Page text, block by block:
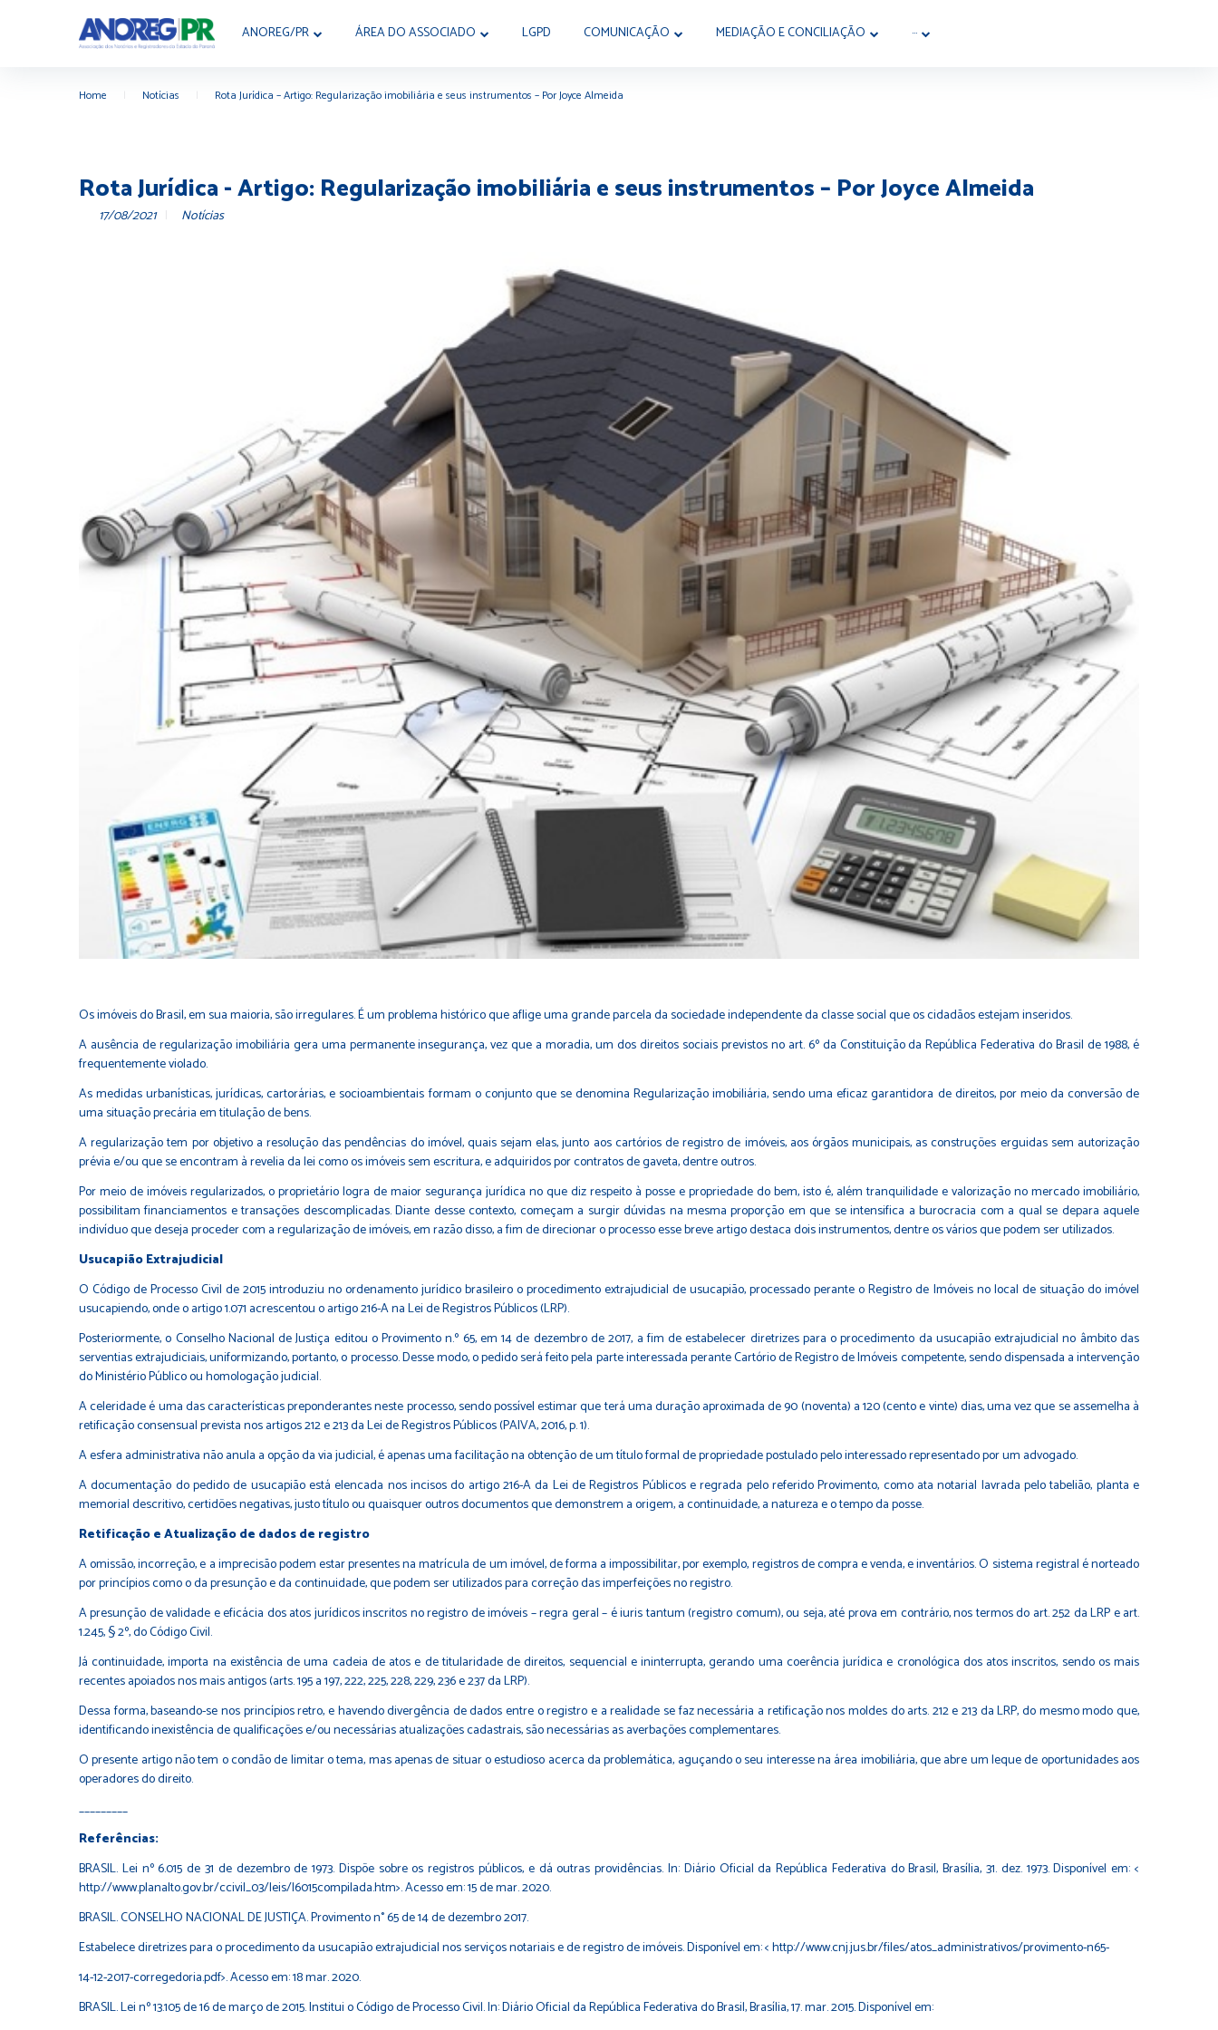
ANOREG/PR ÁREA DO ASSOCIADO LGPD COMUNICAÇÃO MEDIAÇÃO E CONCILIAÇÃO ···
Home Notícias Rota Jurídica – Artigo: Regularização imobiliária e seus instrumentos – Por Joyce Almeida
Rota Jurídica - Artigo: Regularização imobiliária e seus instrumentos – Por Joyce Almeida
17/08/2021 Notícias
Os imóveis do Brasil, em sua maioria, são irregulares. É um problema histórico que aflige uma grande parcela da sociedade independente da classe social que os cidadãos estejam inseridos.
A ausência de regularização imobiliária gera uma permanente insegurança, vez que a moradia, um dos direitos sociais previstos no art. 6º da Constituição da República Federativa do Brasil de 1988, é
frequentemente violado.
As medidas urbanísticas, jurídicas, cartorárias, e socioambientais formam o conjunto que se denomina Regularização imobiliária, sendo uma eficaz garantidora de direitos, por meio da conversão de
uma situação precária em titulação de bens.
A regularização tem por objetivo a resolução das pendências do imóvel, quais sejam elas, junto aos cartórios de registro de imóveis, aos órgãos municipais, as construções erguidas sem autorização
prévia e/ou que se encontram à revelia da lei como os imóveis sem escritura, e adquiridos por contratos de gaveta, dentre outros.
Por meio de imóveis regularizados, o proprietário logra de maior segurança jurídica no que diz respeito à posse e propriedade do bem, isto é, além tranquilidade e valorização no mercado imobiliário,
possibilitam financiamentos e transações descomplicadas. Diante desse contexto, começam a surgir dúvidas na mesma proporção em que se intensifica a burocracia com a qual se depara aquele
indivíduo que deseja proceder com a regularização de imóveis, em razão disso, a fim de direcionar o processo esse breve artigo destaca dois instrumentos, dentre os vários que podem ser utilizados.
Usucapião Extrajudicial
O Código de Processo Civil de 2015 introduziu no ordenamento jurídico brasileiro o procedimento extrajudicial de usucapião, processado perante o Registro de Imóveis no local de situação do imóvel
usucapiendo, onde o artigo 1.071 acrescentou o artigo 216-A na Lei de Registros Públicos (LRP).
Posteriormente, o Conselho Nacional de Justiça editou o Provimento n.º 65, em 14 de dezembro de 2017, a fim de estabelecer diretrizes para o procedimento da usucapião extrajudicial no âmbito das
serventias extrajudiciais, uniformizando, portanto, o processo. Desse modo, o pedido será feito pela parte interessada perante Cartório de Registro de Imóveis competente, sendo dispensada a intervenção
do Ministério Público ou homologação judicial.
A celeridade é uma das características preponderantes neste processo, sendo possível estimar que terá uma duração aproximada de 90 (noventa) a 120 (cento e vinte) dias, uma vez que se assemelha à
retificação consensual prevista nos artigos 212 e 213 da Lei de Registros Públicos (PAIVA, 2016, p. 1).
A esfera administrativa não anula a opção da via judicial, é apenas uma facilitação na obtenção de um título formal de propriedade postulado pelo interessado representado por um advogado.
A documentação do pedido de usucapião está elencada nos incisos do artigo 216-A da Lei de Registros Públicos e regrada pelo referido Provimento, como ata notarial lavrada pelo tabelião, planta e
memorial descritivo, certidões negativas, justo título ou quaisquer outros documentos que demonstrem a origem, a continuidade, a natureza e o tempo da posse.
Retificação e Atualização de dados de registro
A omissão, incorreção, e a imprecisão podem estar presentes na matrícula de um imóvel, de forma a impossibilitar, por exemplo, registros de compra e venda, e inventários. O sistema registral é norteado
por princípios como o da presunção e da continuidade, que podem ser utilizados para correção das imperfeições no registro.
A presunção de validade e eficácia dos atos jurídicos inscritos no registro de imóveis – regra geral – é iuris tantum (registro comum), ou seja, até prova em contrário, nos termos do art. 252 da LRP e art.
1.245, § 2º, do Código Civil.
Já continuidade, importa na existência de uma cadeia de atos e de titularidade de direitos, sequencial e ininterrupta, gerando uma coerência jurídica e cronológica dos atos inscritos, sendo os mais
recentes apoiados nos mais antigos (arts. 195 a 197, 222, 225, 228, 229, 236 e 237 da LRP).
Dessa forma, baseando-se nos princípios retro, e havendo divergência de dados entre o registro e a realidade se faz necessária a retificação nos moldes do arts. 212 e 213 da LRP, do mesmo modo que,
identificando inexistência de qualificações e/ou necessárias atualizações cadastrais, são necessárias as averbações complementares.
O presente artigo não tem o condão de limitar o tema, mas apenas de situar o estudioso acerca da problemática, aguçando o seu interesse na área imobiliária, que abre um leque de oportunidades aos
operadores do direito.
_________
Referências:
BRASIL. Lei nº 6.015 de 31 de dezembro de 1973. Dispõe sobre os registros públicos, e dá outras providências. In: Diário Oficial da República Federativa do Brasil, Brasília, 31. dez. 1973. Disponível em: <
http://www.planalto.gov.br/ccivil_03/leis/l6015compilada.htm>. Acesso em: 15 de mar. 2020.
BRASIL. CONSELHO NACIONAL DE JUSTIÇA. Provimento n° 65 de 14 de dezembro 2017.
Estabelece diretrizes para o procedimento da usucapião extrajudicial nos serviços notariais e de registro de imóveis. Disponível em: < http://www.cnj.jus.br/files/atos_administrativos/provimento-n65-
14-12-2017-corregedoria.pdf>. Acesso em: 18 mar. 2020.
BRASIL. Lei nº 13.105 de 16 de março de 2015. Institui o Código de Processo Civil. In: Diário Oficial da República Federativa do Brasil, Brasília, 17. mar. 2015. Disponível em: